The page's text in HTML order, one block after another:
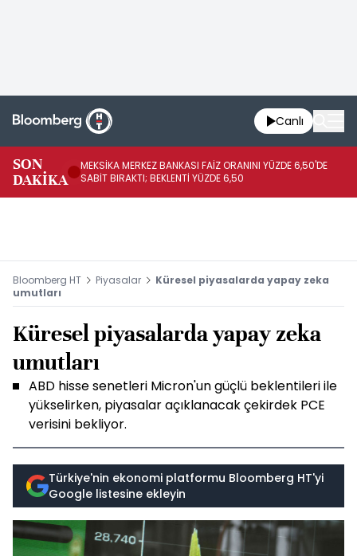
Canlı
SON
DAKİKA
MEKSİKA MERKEZ BANKASI FAİZ ORANINI YÜZDE 6,50'DE
SABİT BIRAKTI; BEKLENTİ YÜZDE 6,50
Bloomberg HT Piyasalar
Küresel piyasalarda yapay zeka
umutları
Küresel piyasalarda yapay zeka
umutları
ABD hisse senetleri Micron'un güçlü beklentileri ile
yükselirken, piyasalar açıklanacak çekirdek PCE
verisini bekliyor.
Türkiye'nin ekonomi platformu Bloomberg HT'yi
Google listesine ekleyin